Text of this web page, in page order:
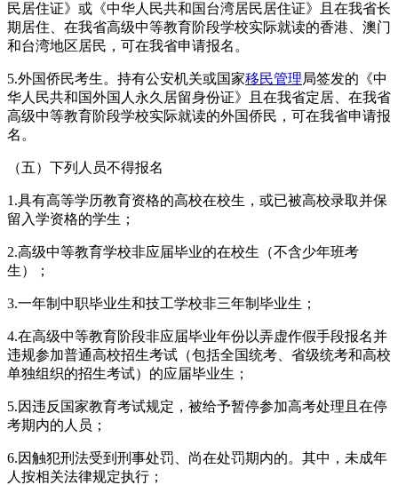
民居住证》或《中华人民共和国台湾居民居住证》且在我省长
期居住、在我省高级中等教育阶段学校实际就读的香港、澳门
和台湾地区居民，可在我省申请报名。
5.外国侨民考生。持有公安机关或国家移民管理局签发的《中
华人民共和国外国人永久居留身份证》且在我省定居、在我省
高级中等教育阶段学校实际就读的外国侨民，可在我省申请报
名。
（五）下列人员不得报名
1.具有高等学历教育资格的高校在校生，或已被高校录取并保
留入学资格的学生；
2.高级中等教育学校非应届毕业的在校生（不含少年班考
生）；
3.一年制中职毕业生和技工学校非三年制毕业生；
4.在高级中等教育阶段非应届毕业年份以弄虚作假手段报名并
违规参加普通高校招生考试（包括全国统考、省级统考和高校
单独组织的招生考试）的应届毕业生；
5.因违反国家教育考试规定，被给予暂停参加高考处理且在停
考期内的人员；
6.因触犯刑法受到刑事处罚、尚在处罚期内的。其中，未成年
人按相关法律规定执行；